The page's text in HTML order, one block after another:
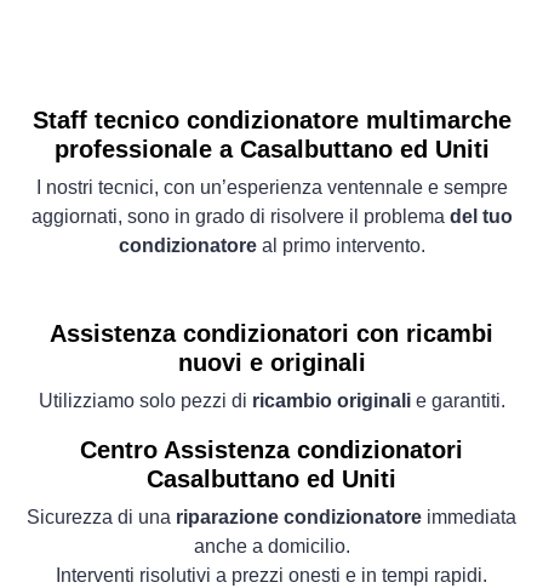
Staff tecnico condizionatore multimarche
professionale a Casalbuttano ed Uniti
I nostri tecnici, con un’esperienza ventennale e sempre
aggiornati, sono in grado di risolvere il problema del tuo
condizionatore al primo intervento.
Assistenza condizionatori con ricambi
nuovi e originali
Utilizziamo solo pezzi di ricambio originali e garantiti.
Centro Assistenza condizionatori
Casalbuttano ed Uniti
Sicurezza di una riparazione condizionatore immediata
anche a domicilio.
Interventi risolutivi a prezzi onesti e in tempi rapidi.